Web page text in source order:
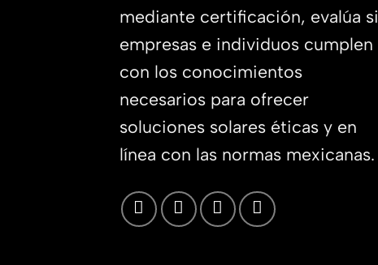
mediante certificación, evalúa si
empresas e individuos cumplen
con los conocimientos
necesarios para ofrecer
soluciones solares éticas y en
línea con las normas mexicanas.